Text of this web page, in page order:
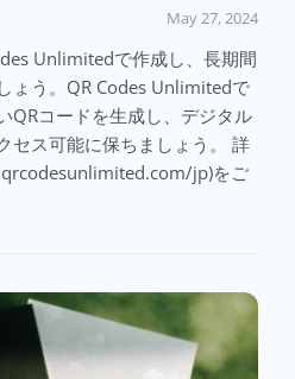
May 27, 2024
Unlimitedで作成し、長期間
ょう。QR Codes Unlimitedで
QRコードを生成し、デジタル
セス可能に保ちましょう。 詳
jp)をご